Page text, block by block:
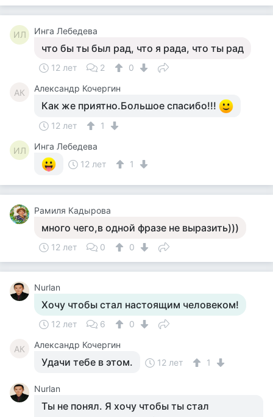
ИЛ Инга Лебедева
что бы ты был рад, что я рада, что ты рад
12 лет 2 0
АК Александр Кочергин
Как же приятно.Большое спасибо!!!
12 лет 1
ИЛ
Инга Лебедева
12 лет
1
Рамиля Кадырова
много чего,в одной фразе не выразить)))
12 лет 0 0
Nurlan
Хочу чтобы стал настоящим человеком!
12 лет 6 0
АК Александр Кочергин
Удачи тебе в этом. 12 лет 1
Nurlan
Ты не понял. Я хочу чтобы ты стал